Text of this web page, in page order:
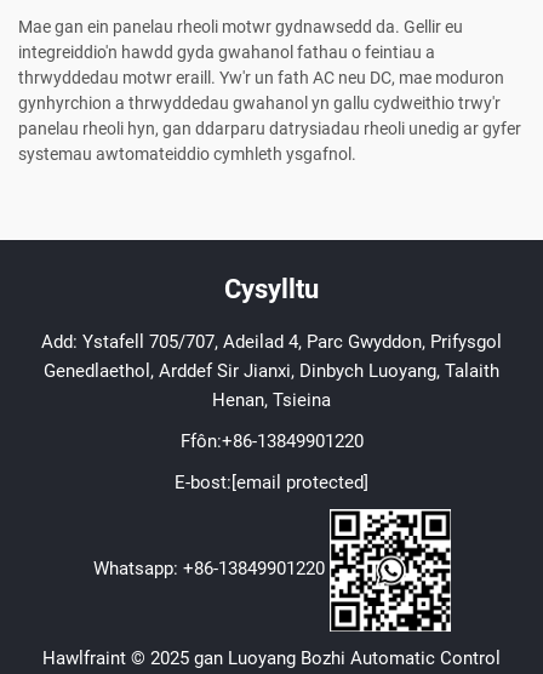
Mae gan ein panelau rheoli motwr gydnawsedd da. Gellir eu
integreiddio'n hawdd gyda gwahanol fathau o feintiau a
thrwyddedau motwr eraill. Yw'r un fath AC neu DC, mae moduron
gynhyrchion a thrwyddedau gwahanol yn gallu cydweithio trwy'r
panelau rheoli hyn, gan ddarparu datrysiadau rheoli unedig ar gyfer
systemau awtomateiddio cymhleth ysgafnol.
Cysylltu
Add: Ystafell 705/707, Adeilad 4, Parc Gwyddon, Prifysgol
Genedlaethol, Arddef Sir Jianxi, Dinbych Luoyang, Talaith
Henan, Tsieina
Ffôn:+86-13849901220
E-bost:[email protected]
Whatsapp: +86-13849901220
Hawlfraint © 2025 gan Luoyang Bozhi Automatic Control